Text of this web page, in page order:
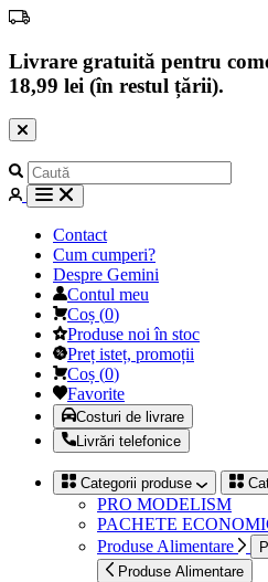
Livrare gratuită pentru
18,99 lei (în restul țării).
Contact
Cum cumperi?
Despre Gemini
Contul meu
Coș (0)
Produse noi în stoc
Preț isteț, promoții
Coș (0)
Favorite
Costuri de livrare
Livrări telefonice
Categorii produse
PRO MODELISM
PACHETE
Produse Alimentare
Produse Alimentare